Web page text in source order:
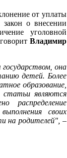
от уплаты
о внесении
уголовной
Владимир
она
детей. Более
образование,
статьи являются
распределение
своих
на родителей", –